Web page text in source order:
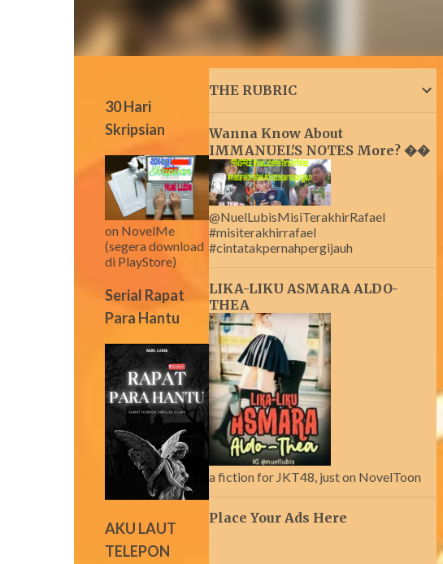
30 Hari
Skripsian
on NovelMe
(segera download
di PlayStore)
Serial Rapat
Para Hantu
AKU LAUT
TELEPON
THE RUBRIC
Wanna Know About
IMMANUEL'S NOTES More? ��
@NuelLubisMisiTerakhirRafael
#misiterakhirrafael
#cintatakpernahpergijauh
LIKA-LIKU ASMARA ALDO-
THEA
a fiction for JKT48, just on NovelToon
Place Your Ads Here